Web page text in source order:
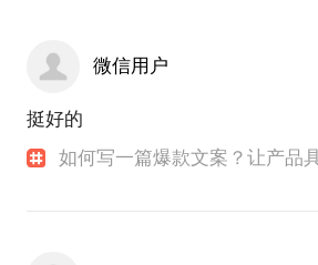
微信用户
挺好的
如何写一篇爆款文案？让产品